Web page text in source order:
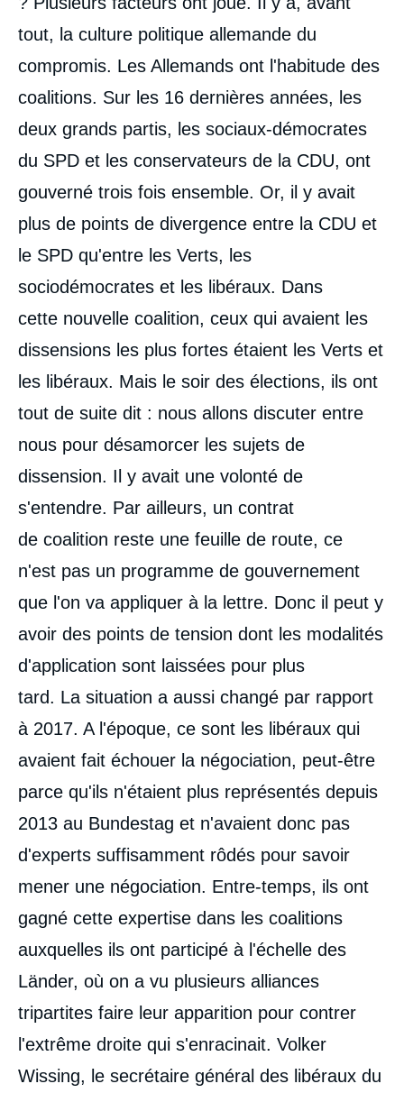
tout, la culture politique allemande du
compromis. Les Allemands ont l'habitude des
coalitions. Sur les 16 dernières années, les
deux grands partis, les sociaux-démocrates
du SPD et les conservateurs de la CDU, ont
gouverné trois fois ensemble. Or, il y avait
plus de points de divergence entre la CDU et
le SPD qu'entre les Verts, les
sociodémocrates et les libéraux. Dans
cette nouvelle coalition, ceux qui avaient les
dissensions les plus fortes étaient les Verts et
les libéraux. Mais le soir des élections, ils ont
tout de suite dit : nous allons discuter entre
nous pour désamorcer les sujets de
dissension. Il y avait une volonté de
s'entendre. Par ailleurs, un contrat
de coalition reste une feuille de route, ce
n'est pas un programme de gouvernement
que l'on va appliquer à la lettre. Donc il peut y
avoir des points de tension dont les modalités
d'application sont laissées pour plus
tard. La situation a aussi changé par rapport
à 2017. A l'époque, ce sont les libéraux qui
avaient fait échouer la négociation, peut-être
parce qu'ils n'étaient plus représentés depuis
2013 au Bundestag et n'avaient donc pas
d'experts suffisamment rôdés pour savoir
mener une négociation. Entre-temps, ils ont
gagné cette expertise dans les coalitions
auxquelles ils ont participé à l'échelle des
Länder, où on a vu plusieurs alliances
tripartites faire leur apparition pour contrer
l'extrême droite qui s'enracinait. Volker
Wissing, le secrétaire général des libéraux du